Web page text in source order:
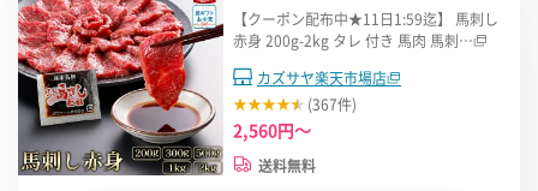
【クーポン配布中★11日1:59迄】 馬刺し
赤身 200g-2kg タレ 付き 馬肉 馬刺…
カズサヤ楽天市場店
(367件)
2,560円～
送料無料